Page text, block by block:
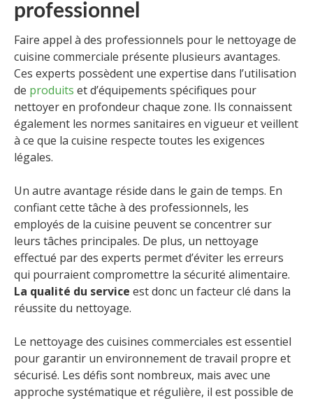
professionnel
Faire appel à des professionnels pour le nettoyage de
cuisine commerciale présente plusieurs avantages.
Ces experts possèdent une expertise dans l’utilisation
de produits et d’équipements spécifiques pour
nettoyer en profondeur chaque zone. Ils connaissent
également les normes sanitaires en vigueur et veillent
à ce que la cuisine respecte toutes les exigences
légales.
Un autre avantage réside dans le gain de temps. En
confiant cette tâche à des professionnels, les
employés de la cuisine peuvent se concentrer sur
leurs tâches principales. De plus, un nettoyage
effectué par des experts permet d’éviter les erreurs
qui pourraient compromettre la sécurité alimentaire.
La qualité du service est donc un facteur clé dans la
réussite du nettoyage.
Le nettoyage des cuisines commerciales est essentiel
pour garantir un environnement de travail propre et
sécurisé. Les défis sont nombreux, mais avec une
approche systématique et régulière, il est possible de